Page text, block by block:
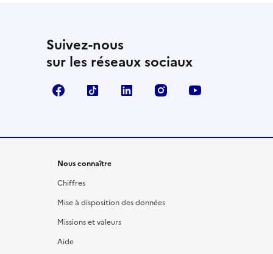
Suivez-nous
sur les réseaux sociaux
FacebookTikTok LinkedIn Instagram
Nous connaître
Chiffres
Mise à disposition des données
Missions et valeurs
Aide